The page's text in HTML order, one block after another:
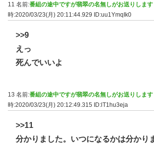
11 名前:番組の途中ですが翡翠の名無しがお送りします
時:2020/03/23(月) 20:11:44.929 ID:uu1YmqIk0
>>9
えっ
死んでいいよ
13 名前:番組の途中ですが翡翠の名無しがお送りします
時:2020/03/23(月) 20:12:49.315
ID:lT1hu3eja
>>11
分かりました。いつになるかは分かり